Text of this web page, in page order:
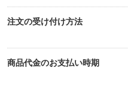
注文の受け付け方法
商品代金のお支払い時期